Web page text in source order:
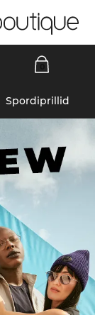
Spordiprillid